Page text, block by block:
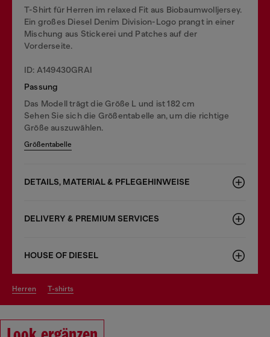
T-Shirt für Herren im relaxed Fit aus Biobaumwolljersey.
Ein großes Diesel Denim Division-Logo prangt in einer
Mischung aus Stickerei und Patches auf der
Vorderseite.
ID: A149430GRAI
Passung
Das Modell trägt die Größe L und ist 182 cm
Sehen Sie sich die Größentabelle an, um die richtige
Größe auszuwählen.
Größentabelle
DETAILS, MATERIAL & PFLEGEHINWEISE
DELIVERY & PREMIUM SERVICES
HOUSE OF DIESEL
herren t-shirts